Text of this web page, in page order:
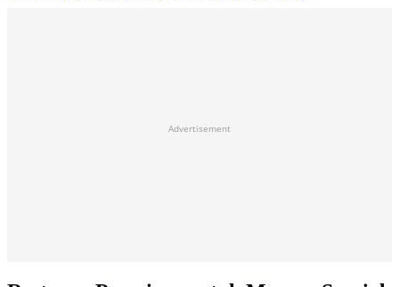
Advertisement